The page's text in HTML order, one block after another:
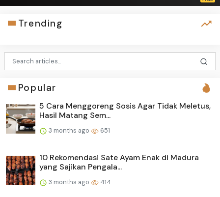
Trending
Popular
5 Cara Menggoreng Sosis Agar Tidak Meletus,
Hasil Matang Sem...
3 months ago 651
10 Rekomendasi Sate Ayam Enak di Madura
yang Sajikan Pengala...
3 months ago 414